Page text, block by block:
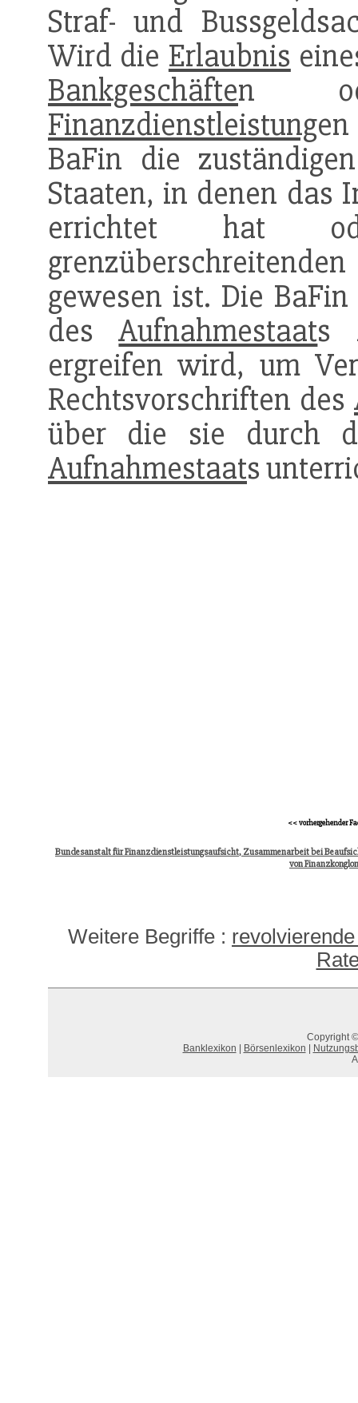
Straf- und
Wird die Erlaubnis
Bankgeschäften
Finanzdienstleistung
BaFin die
Staaten, in denen das
errichtet hat
gewesen ist. Die
desAufnahmestaats
ergreifen wird, um
Rechtsvorschriften des
über die sie durch
Aufnahmestaats
<< vorhergehender
Bundesanstalt für Finanzdienstleistungsaufsicht, Zusammenarbeit bei
von
Weitere Begriffe :
Copyright
Banklexikon
Börsenlexikon